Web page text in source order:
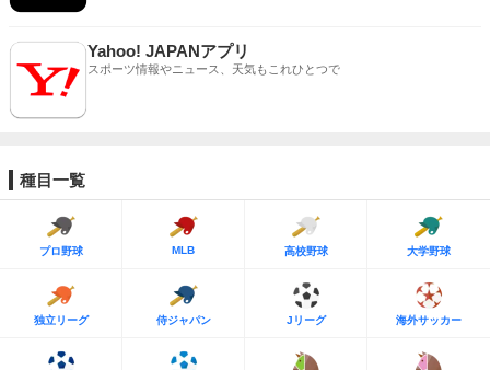
Yahoo! JAPANアプリ
スポーツ情報やニュース、天気もこれひとつで
種目一覧
プロ野球 MLB 高校野球 大学野球
独立リーグ 侍ジャパン Jリーグ 海外サッカー